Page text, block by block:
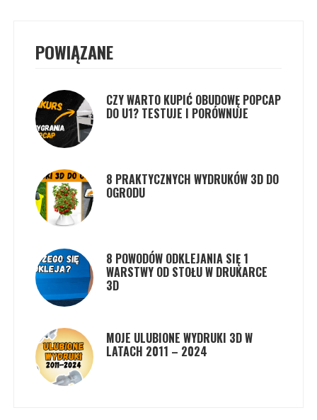
POWIĄZANE
CZY WARTO KUPIĆ OBUDOWĘ POPCAP
DO U1? TESTUJE I PORÓWNUJE
8 PRAKTYCZNYCH WYDRUKÓW 3D DO
OGRODU
8 POWODÓW ODKLEJANIA SIĘ 1
WARSTWY OD STOŁU W DRUKARCE
3D
MOJE ULUBIONE WYDRUKI 3D W
LATACH 2011 – 2024